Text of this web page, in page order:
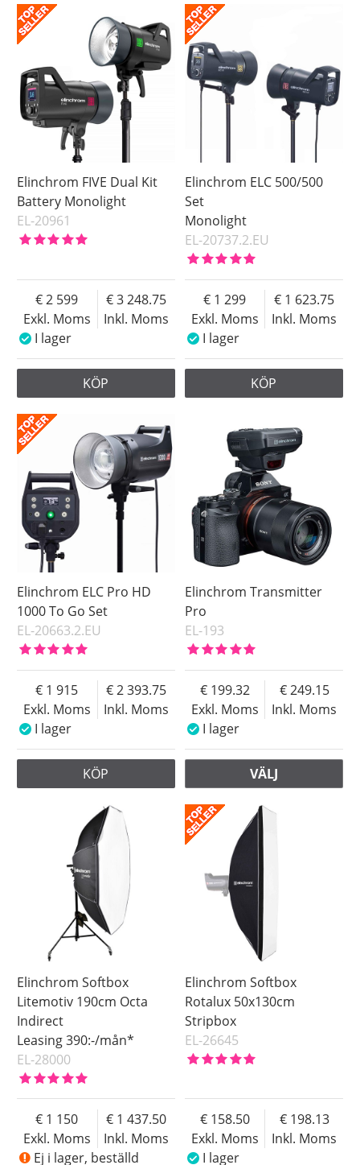
Inkl. Moms
Pris
I lager
Beställd
Ej i lager
Elinchrom FIVE Dual Kit
Battery Monolight
EL-20961
Exkl. Moms
2 599
Inkl. Moms
3 248.75
I lager
KÖP
Elinchrom ELC 500/500
Set
Monolight
EL-20737.2.EU
Exkl. Moms
1 299
Inkl. Moms
1 623.75
I lager
KÖP
Elinchrom ELC Pro HD
1000 To Go Set
EL-20663.2.EU
Exkl. Moms
1 915
Inkl. Moms
2 393.75
I lager
KÖP
Elinchrom Transmitter
Pro
EL-193
Exkl. Moms
199.32
Inkl. Moms
249.15
I lager
VÄLJ
Elinchrom Softbox
Litemotiv 190cm Octa
Indirect
Leasing 390:-/mån*
EL-28000
Exkl. Moms
1 150
Inkl. Moms
1 437.50
Ej i lager, beställd
Elinchrom Softbox
Rotalux 50x130cm
Stripbox
EL-26645
Exkl. Moms
158.50
Inkl. Moms
198.13
I lager